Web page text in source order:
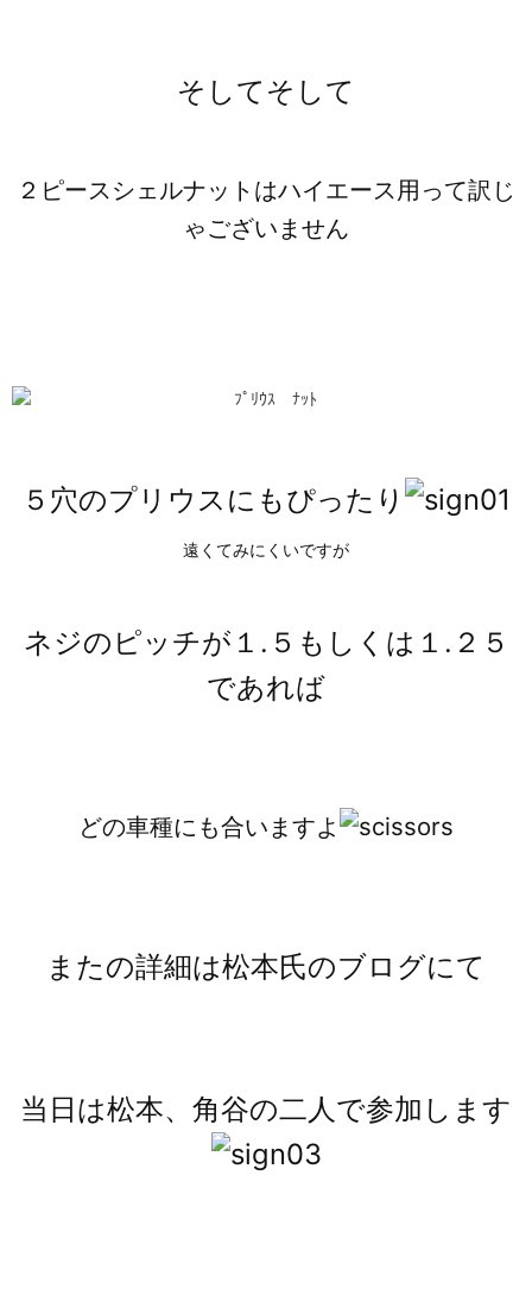
そしてそして
２ピースシェルナットはハイエース用って訳じ
ゃございません
５穴のプリウスにもぴったり
遠くてみにくいですが
ネジのピッチが１.５もしくは１.２５
であれば
どの車種にも合いますよ
またの詳細は松本氏のブログにて
当日は松本、角谷の二人で参加します